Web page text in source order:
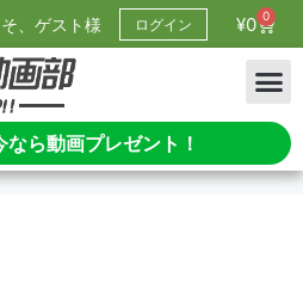
、ゲスト様 ログイン ¥0 0
ら動画プレゼント！